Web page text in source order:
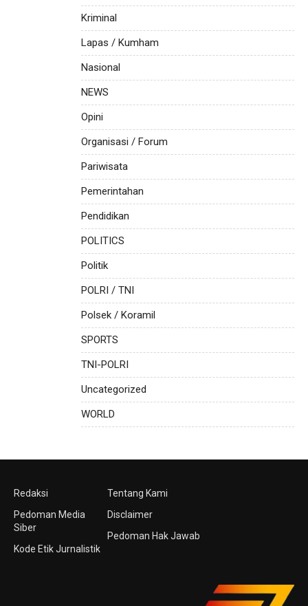
Kriminal
Lapas / Kumham
Nasional
NEWS
Opini
Organisasi / Forum
Pariwisata
Pemerintahan
Pendidikan
POLITICS
Politik
POLRI / TNI
Polsek / Koramil
SPORTS
TNI-POLRI
Uncategorized
WORLD
Redaksi
Pedoman Media
Siber
Kode Etik Jurnalistik
Tentang Kami
Disclaimer
Pedoman Hak Jawab